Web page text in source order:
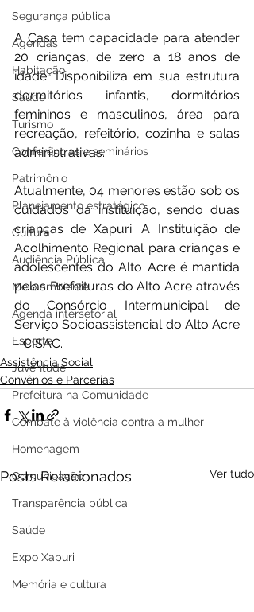
Segurança pública
Agendas
Habitação
Saúde
Turismo
Conferências e seminários
Patrimônio
Planejamento estratégico
Cultura
Audiência Pública
Meio ambiente
Agenda intersetorial
Esporte
Juventude
Prefeitura na Comunidade
Combate à violência contra a mulher
Homenagem
Comunicação
Transparência pública
Saúde
Expo Xapuri
Memória e cultura
A Casa tem capacidade para atender
20 crianças, de zero a 18 anos de
idade. Disponibiliza em sua estrutura
dormitórios infantis, dormitórios
femininos e masculinos, área para
recreação, refeitório, cozinha e salas
administrativas.
Atualmente, 04 menores estão sob os
cuidados da instituição, sendo duas
crianças de Xapuri. A Instituição de
Acolhimento Regional para crianças e
adolescentes do Alto Acre é mantida
pelas Prefeituras do Alto Acre através
do Consórcio Intermunicipal de
Serviço Socioassistencial do Alto Acre
- CISAC.
Assistência Social
Convênios e Parcerias
Posts Relacionados Ver tudo